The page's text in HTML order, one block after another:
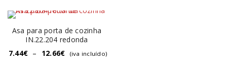
Asa para porta de cozinha
IN.22.204 redonda
7.44€ – 12.66€ (iva incluído)